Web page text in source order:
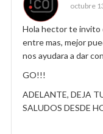
octubre
Hola hector te invito
entre mas, mejor
nos ayudara a dar
GO!!!
ADELANTE, DEJA
SALUDOS DESDE